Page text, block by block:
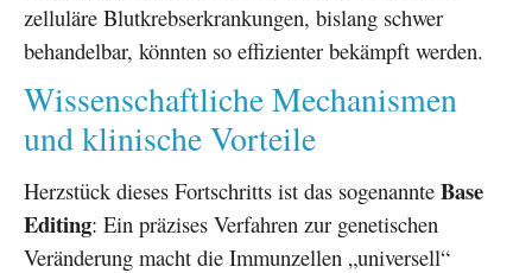
zelluläre Blutkrebserkrankungen, bislang schwer
behandelbar, könnten so effizienter bekämpft werden.
Wissenschaftliche Mechanismen
und klinische Vorteile
Herzstück dieses Fortschritts ist das sogenannte Base
Editing: Ein präzises Verfahren zur genetischen
Veränderung macht die Immunzellen „universell“